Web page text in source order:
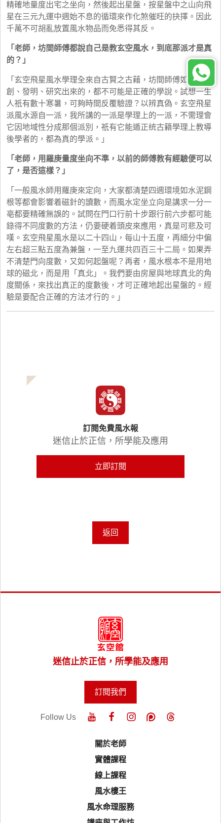
精確地量度出宅之坐向，然後起出星盤，按星盤中之山向飛
星在三元九運中週始不息的循環來作化煞催旺的抉擇。因此
千萬不可胡亂放置風水物品而免悉得其反。
「老師，坊間師傅都說自己是教玄空風水，到底那派才是真
的？」
「玄空飛星風水學理全來自古賢之古藉，坊間師傅如有自
創、發明、研究出來的，都不可能是正確的學說。試想一生
人祇有數十寒暑，可夠時間反覆驗證？以辨真偽。玄空飛星
派風水源自一派，我所講的一派是學理上的一派，不需理會
它因地域性分成那個派別，祇有它能遁正统古籍學理上教導
後學者的，都為真的學派。」
「老師，用羅庚量度坐向不準，以前的師傅教有經驗便可以
了，是否這樣？」
「一般風水師用羅庚來定向，大家都清楚四週環境如水泥鋼
根等都會影響着磁針的讀數，而風水定坐立向是講求一分一
亳都要精確無誤的。試問在門口行前十步跟行前六步都可能
錄得不同度數的方法，仍要硬着頭皮來應用，真是可悲及可
嘆。玄空飛星風水是以二十四山，每山十五度，再細分中偏
左右超三點五度為兼盤，一至九運共四百三十二局。如果弄
不清楚門向度數，又如何起盤呢？再者，風水根本不是用地
球的磁北，而是用「真北」。我們要由房屋與地球真北的角
度關係，來找出真正的度數後，才可正確地起出星盤的。經
驗是要配合正確的方法才行的。」
訂閱免費風水報
迷信止於正信，所學能及應用
立即訂閱
返回
迷信止於正信，所學能及應用
訂閱我們
Follow Us
關於老師
實體課程
線上課程
風水樓王
風水命理服務